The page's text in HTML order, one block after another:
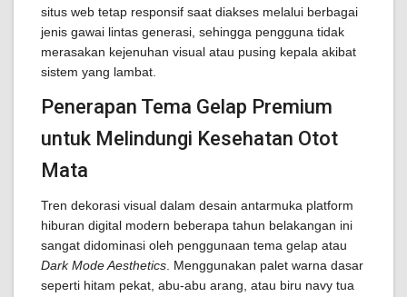
situs web tetap responsif saat diakses melalui berbagai
jenis gawai lintas generasi, sehingga pengguna tidak
merasakan kejenuhan visual atau pusing kepala akibat
sistem yang lambat.
Penerapan Tema Gelap Premium
untuk Melindungi Kesehatan Otot
Mata
Tren dekorasi visual dalam desain antarmuka platform
hiburan digital modern beberapa tahun belakangan ini
sangat didominasi oleh penggunaan tema gelap atau
Dark Mode Aesthetics . Menggunakan palet warna dasar
seperti hitam pekat, abu-abu arang, atau biru navy tua